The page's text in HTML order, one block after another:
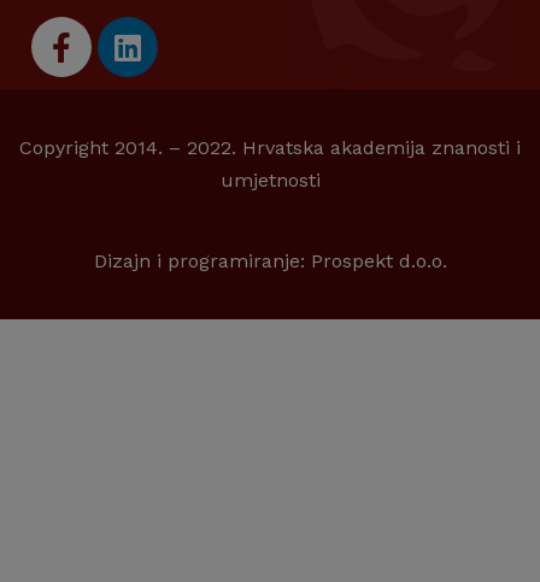
Copyright 2014. – 2022. Hrvatska akademija znanosti i
umjetnosti
Dizajn i programiranje: Prospekt d.o.o.